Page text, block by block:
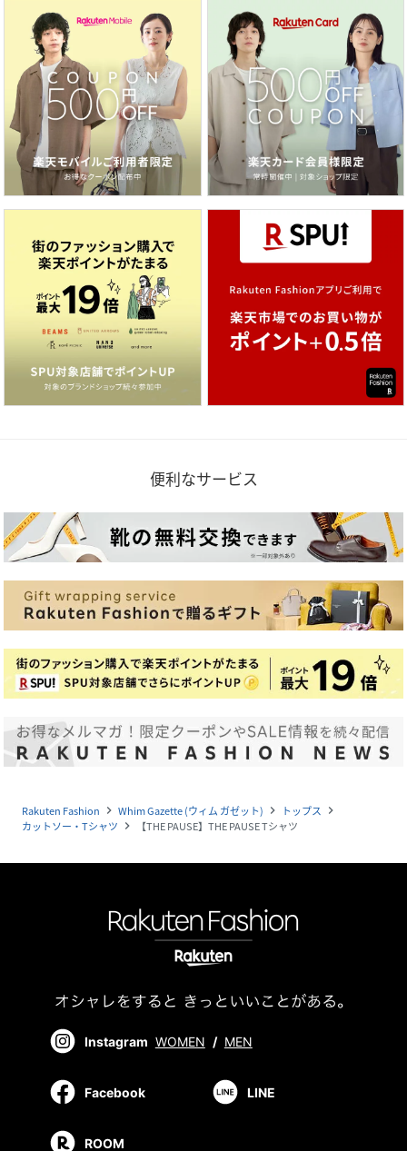
便利なサービス
Rakuten Fashion navigate_next Whim Gazette (ウィム ガゼット) navigate_next トップス navigate_next
カットソー・Tシャツ navigate_next 【THE PAUSE】THE PAUSE Tシャツ
Instagram WOMEN / MEN
Facebook LINE
ROOM